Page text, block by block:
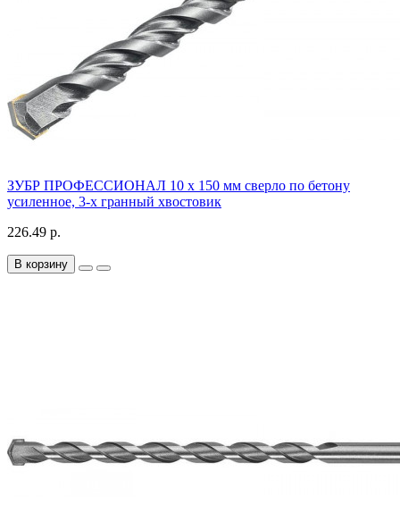
ЗУБР ПРОФЕССИОНАЛ 10 x 150 мм сверло по бетону
усиленное, 3-х гранный хвостовик
226.49 р.
В корзину